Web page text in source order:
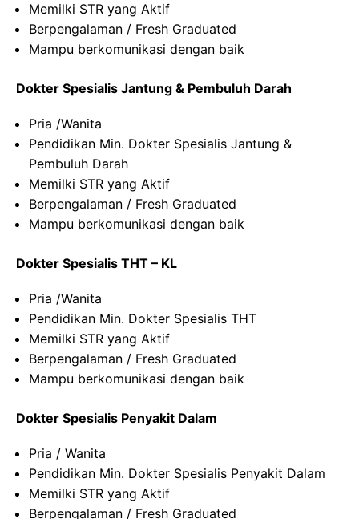
Memilki STR yang Aktif
Berpengalaman / Fresh Graduated
Mampu berkomunikasi dengan baik
Dokter Spesialis Jantung & Pembuluh Darah
Pria /Wanita
Pendidikan Min. Dokter Spesialis Jantung &
Pembuluh Darah
Memilki STR yang Aktif
Berpengalaman / Fresh Graduated
Mampu berkomunikasi dengan baik
Dokter Spesialis THT – KL
Pria /Wanita
Pendidikan Min. Dokter Spesialis THT
Memilki STR yang Aktif
Berpengalaman / Fresh Graduated
Mampu berkomunikasi dengan baik
Dokter Spesialis Penyakit Dalam
Pria / Wanita
Pendidikan Min. Dokter Spesialis Penyakit Dalam
Memilki STR yang Aktif
Berpengalaman / Fresh Graduated